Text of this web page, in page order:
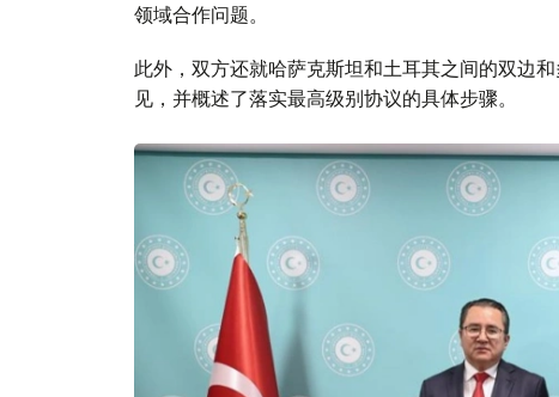
领域合作问题。
此外，双方还就哈萨克斯坦和土耳其之间的双边
见，并概述了落实最高级别协议的具体步骤。